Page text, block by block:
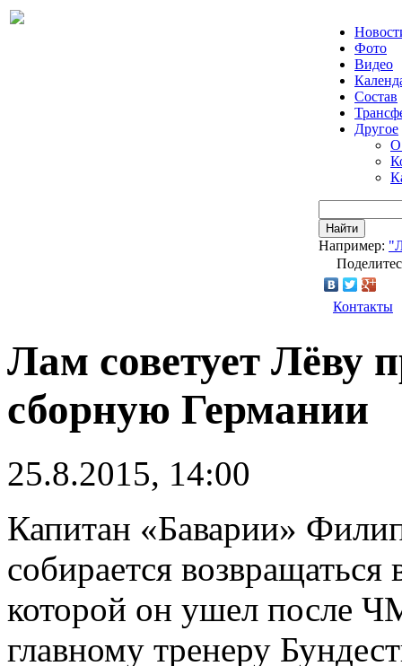
Фото
Видео
Состав
Другое
О
Найти
Например:
Контакты
Лам советует Лёву
сборную Германии
25.8.2015, 14:00
Капитан «Баварии»
собирается
которой он ушел после
главному тренеру